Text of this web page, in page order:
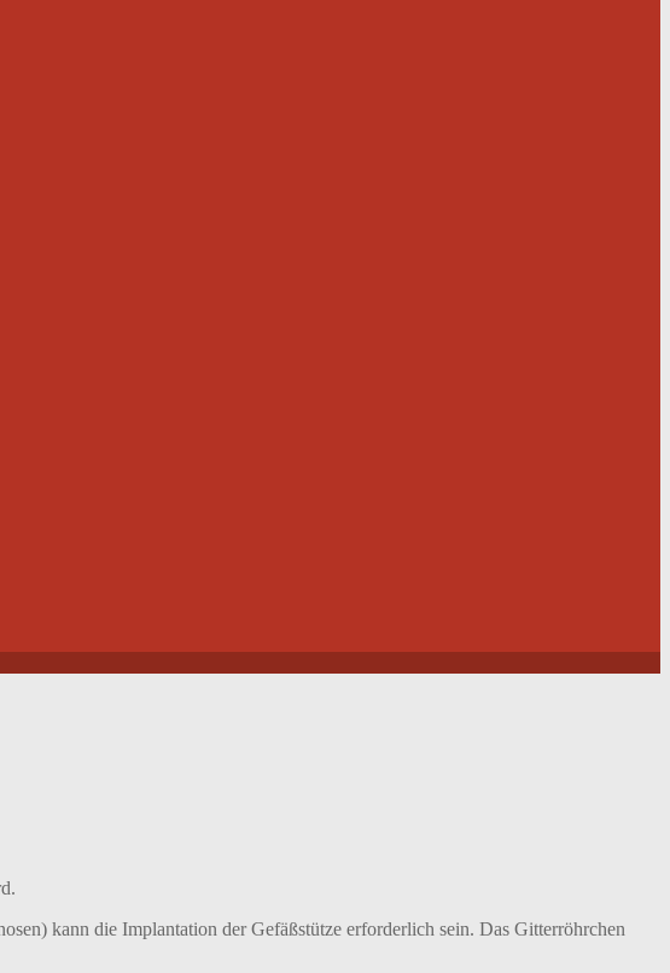
kann die Implantation der Gefäßstütze erforderlich sein. Das Gitterröhrchen